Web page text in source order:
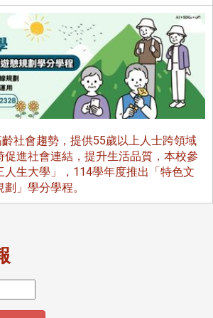
社會趨勢，提供55歲以上人士跨領域
促進社會連結，提升生活品質，本校參
人生大學」，114學年度推出「特色文
」學分學程。